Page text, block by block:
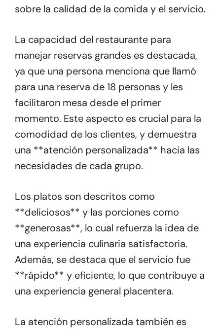
sobre la calidad de la comida y el servicio.
La capacidad del restaurante para
manejar reservas grandes es destacada,
ya que una persona menciona que llamó
para una reserva de 18 personas y les
facilitaron mesa desde el primer
momento. Este aspecto es crucial para la
comodidad de los clientes, y demuestra
una **atención personalizada** hacia las
necesidades de cada grupo.
Los platos son descritos como
**deliciosos** y las porciones como
**generosas**, lo cual refuerza la idea de
una experiencia culinaria satisfactoria.
Además, se destaca que el servicio fue
**rápido** y eficiente, lo que contribuye a
una experiencia general placentera.
La atención personalizada también es